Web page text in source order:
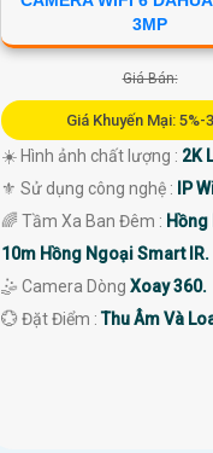
3MP
Giá Bán:
Giá Khuyến Mại: 5%-
☀️ Hình ảnh chất lượng : 2K
⚜️ Sử dụng công nghệ :
IP
🌈 Tầm Xa Ban Đêm :
10m Hồng Ngoại Smart IR.
🤹 Camera DòngXoay 360.
️💮 Đặt Điểm :Thu Âm Và